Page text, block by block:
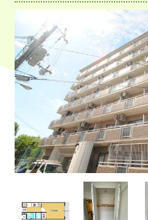
今月のおすすめ
沿線から探す
学校から検索
エリアから探す
0120-99-8801